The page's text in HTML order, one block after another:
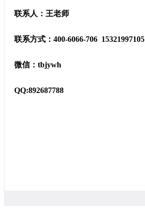
联系人：王老师
联系方式：400-6066-706 15321997105
微信：tbjywh
QQ:892687788